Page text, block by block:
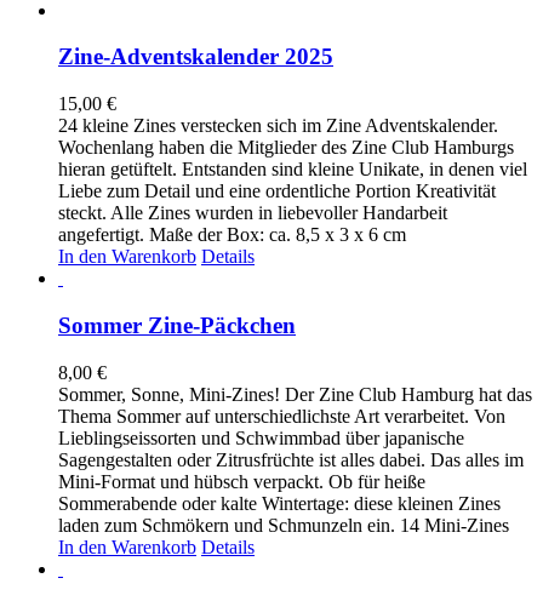
Zine-Adventskalender 2025
15,00 €
24 kleine Zines verstecken sich im Zine Adventskalender.
Wochenlang haben die Mitglieder des Zine Club Hamburgs
hieran getüftelt. Entstanden sind kleine Unikate, in denen viel
Liebe zum Detail und eine ordentliche Portion Kreativität
steckt. Alle Zines wurden in liebevoller Handarbeit
angefertigt. Maße der Box: ca. 8,5 x 3 x 6 cm
In den Warenkorb Details
Sommer Zine-Päckchen
8,00 €
Sommer, Sonne, Mini-Zines! Der Zine Club Hamburg hat das
Thema Sommer auf unterschiedlichste Art verarbeitet. Von
Lieblingseissorten und Schwimmbad über japanische
Sagengestalten oder Zitrusfrüchte ist alles dabei. Das alles im
Mini-Format und hübsch verpackt. Ob für heiße
Sommerabende oder kalte Wintertage: diese kleinen Zines
laden zum Schmökern und Schmunzeln ein. 14 Mini-Zines
In den Warenkorb Details